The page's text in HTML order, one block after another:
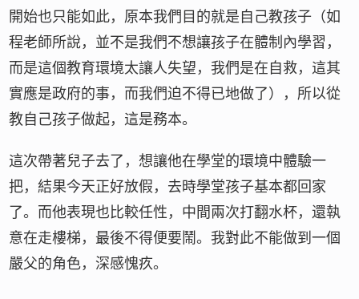
開始也只能如此，原本我們目的就是自己教孩子（如
程老師所說，並不是我們不想讓孩子在體制內學習，
而是這個教育環境太讓人失望，我們是在自救，這其
實應是政府的事，而我們迫不得已地做了），所以從
教自己孩子做起，這是務本。
這次帶著兒子去了，想讓他在學堂的環境中體驗一
把，結果今天正好放假，去時學堂孩子基本都回家
了。而他表現也比較任性，中間兩次打翻水杯，還執
意在走樓梯，最後不得便要鬧。我對此不能做到一個
嚴父的角色，深感愧疚。